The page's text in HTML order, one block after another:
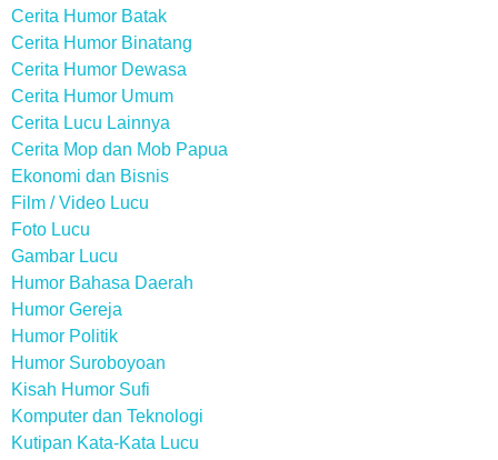
Cerita Humor Batak
Cerita Humor Binatang
Cerita Humor Dewasa
Cerita Humor Umum
Cerita Lucu Lainnya
Cerita Mop dan Mob Papua
Ekonomi dan Bisnis
Film / Video Lucu
Foto Lucu
Gambar Lucu
Humor Bahasa Daerah
Humor Gereja
Humor Politik
Humor Suroboyoan
Kisah Humor Sufi
Komputer dan Teknologi
Kutipan Kata-Kata Lucu